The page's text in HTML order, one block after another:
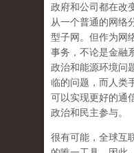
政府和公司都在改
从一个普通的网络
型子网。但作为网
事务，不论是金融
政治和能源环境问
临的问题，而人类
可以实现更好的通
政治和民主参与。
很有可能， 全球互